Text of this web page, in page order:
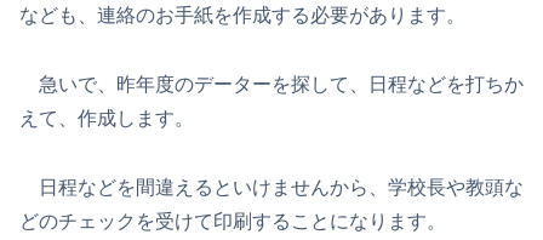
なども、連絡のお手紙を作成する必要があります。
急いで、昨年度のデーターを探して、日程などを打ちか
えて、作成します。
日程などを間違えるといけませんから、学校長や教頭な
どのチェックを受けて印刷することになります。